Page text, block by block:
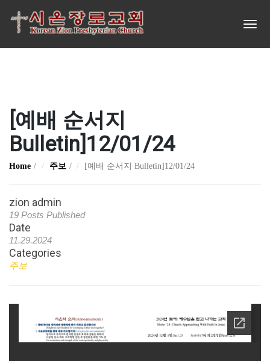
[예배 순서지
Bulletin]12/01/24
Home 주보 [예배 순서지 Bulletin]12/01/24
zion admin
19 Posts Published
Date
11.29.2024
Categories
주보